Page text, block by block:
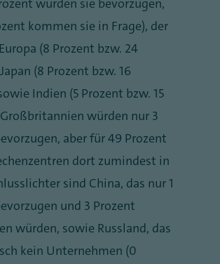
würden sie bevorzugen,
kommen sie in Frage), der
(8 Prozent bzw. 24
(8 Prozent bzw. 16
Indien (5 Prozent bzw. 15
würden nur 3
aber für 49 Prozent
dort zumindest in
sind China, das nur 1
und 3 Prozent
würden, sowie Russland, das
kein Unternehmen (0